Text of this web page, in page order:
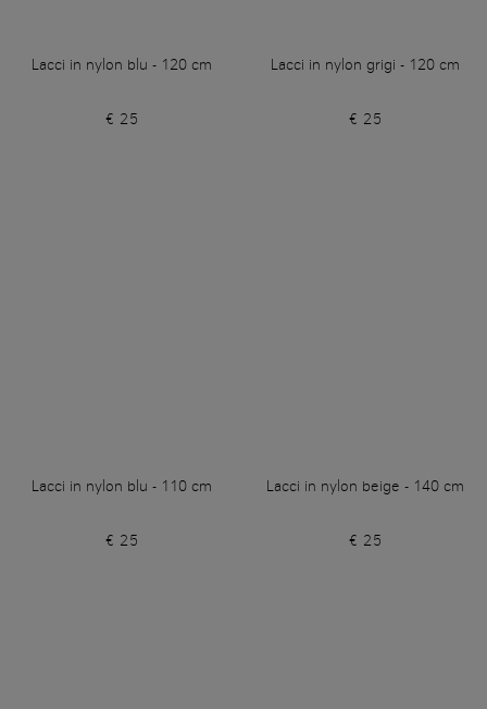
Lacci in nylon blu - 120 cm
€ 25
Lacci in nylon grigi - 120 cm
€ 25
Lacci in nylon blu - 110 cm
€ 25
Lacci in nylon beige - 140 cm
€ 25